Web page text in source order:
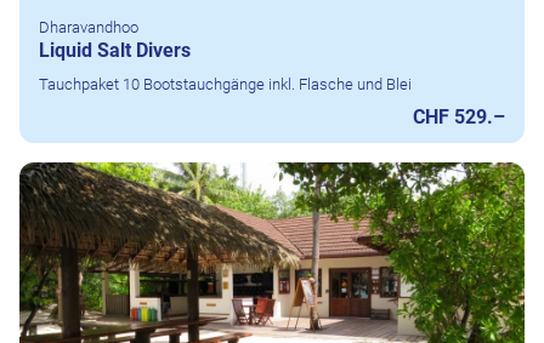
Dharavandhoo
Liquid Salt Divers
Tauchpaket 10 Bootstauchgänge inkl. Flasche und Blei
CHF 529.–